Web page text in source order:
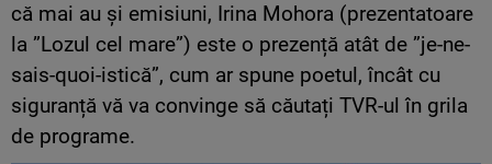
că mai au și emisiuni, Irina Mohora (prezentatoare
la ”Lozul cel mare”) este o prezență atât de ”je-ne-
sais-quoi-istică”, cum ar spune poetul, încât cu
siguranță vă va convinge să căutați TVR-ul în grila
de programe.